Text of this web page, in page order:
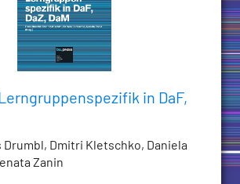
Lerngruppenspezifik in DaF,
Drumbl, Dmitri Kletschko, Daniela
Zanin